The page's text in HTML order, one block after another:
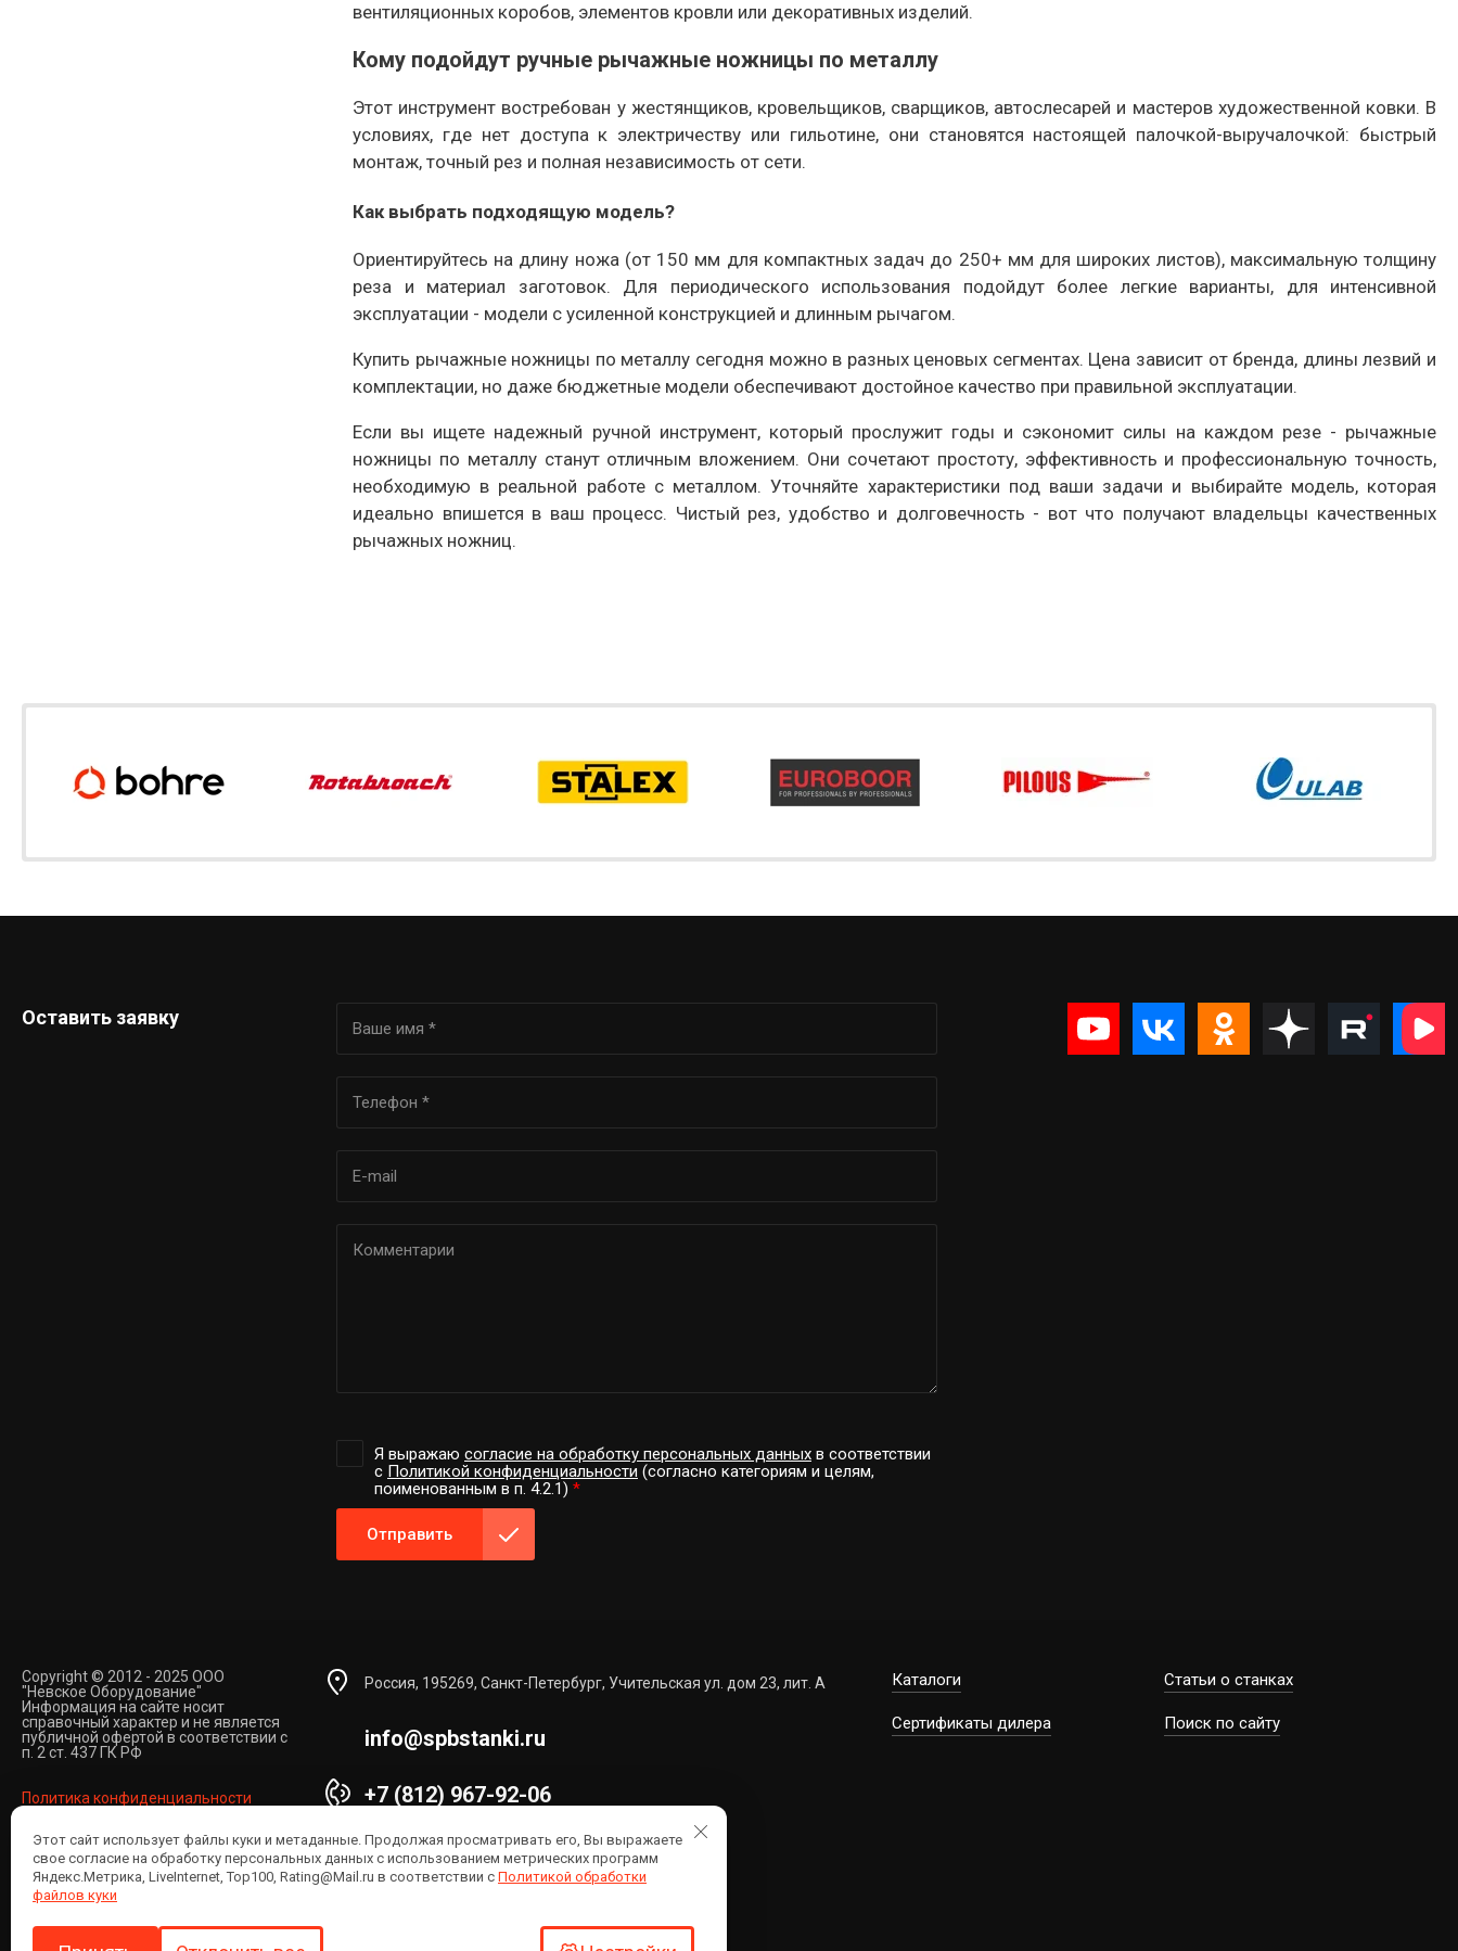
вентиляционных коробов, элементов кровли или декоративных изделий.
Кому подойдут ручные рычажные ножницы по металлу
Этот инструмент востребован у жестянщиков, кровельщиков, сварщиков, автослесарей и мастеров художественной ковки. В
условиях, где нет доступа к электричеству или гильотине, они становятся настоящей палочкой-выручалочкой: быстрый
монтаж, точный рез и полная независимость от сети.
Как выбрать подходящую модель?
Ориентируйтесь на длину ножа (от 150 мм для компактных задач до 250+ мм для широких листов), максимальную толщину
реза и материал заготовок. Для периодического использования подойдут более легкие варианты, для интенсивной
эксплуатации - модели с усиленной конструкцией и длинным рычагом.
Купить рычажные ножницы по металлу сегодня можно в разных ценовых сегментах. Цена зависит от бренда, длины лезвий и
комплектации, но даже бюджетные модели обеспечивают достойное качество при правильной эксплуатации.
Если вы ищете надежный ручной инструмент, который прослужит годы и сэкономит силы на каждом резе - рычажные
ножницы по металлу станут отличным вложением. Они сочетают простоту, эффективность и профессиональную точность,
необходимую в реальной работе с металлом. Уточняйте характеристики под ваши задачи и выбирайте модель, которая
идеально впишется в ваш процесс. Чистый рез, удобство и долговечность - вот что получают владельцы качественных
рычажных ножниц.
Оставить заявку
Я выражаю согласие на обработку персональных данных в соответствии
с Политикой конфиденциальности (согласно категориям и целям,
поименованным в п. 4.2.1) *
Отправить
Copyright © 2012 - 2025 ООО
"Невское Оборудование"
Информация на сайте носит
справочный характер и не является
публичной офертой в соответствии с
п. 2 ст. 437 ГК РФ
Политика конфиденциальности
Россия, 195269, Санкт-Петербург, Учительская ул. дом 23, лит. А
info@spbstanki.ru
+7 (812) 967-92-06
Способы оплаты
Каталоги Статьи о станках
Сертификаты дилера Поиск по сайту
Этот сайт использует файлы куки и метаданные. Продолжая просматривать его, Вы выражаете
свое согласие на обработку персональных данных с использованием метрических программ
Яндекс.Метрика, LiveInternet, Top100, Rating@Mail.ru в соответствии с Политикой обработки
файлов куки